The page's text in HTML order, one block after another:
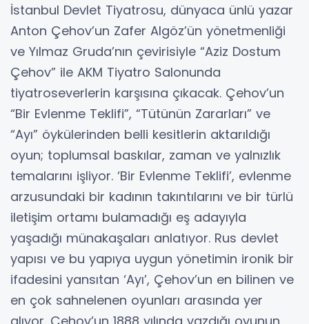
İstanbul Devlet Tiyatrosu, dünyaca ünlü yazar
Anton Çehov’un Zafer Algöz’ün yönetmenliği
ve Yılmaz Gruda’nın çevirisiyle “Aziz Dostum
Çehov” ile AKM Tiyatro Salonunda
tiyatroseverlerin karşısına çıkacak. Çehov’un
“Bir Evlenme Teklifi”, “Tütünün Zararları” ve
“Ayı” öykülerinden belli kesitlerin aktarıldığı
oyun; toplumsal baskılar, zaman ve yalnızlık
temalarını işliyor. ‘Bir Evlenme Teklifi’, evlenme
arzusundaki bir kadının takıntılarını ve bir türlü
iletişim ortamı bulamadığı eş adayıyla
yaşadığı münakaşaları anlatıyor. Rus devlet
yapısı ve bu yapıya uygun yönetimin ironik bir
ifadesini yansıtan ‘Ayı’, Çehov’un en bilinen ve
en çok sahnelenen oyunları arasında yer
alıyor. Çehov’un 1888 yılında yazdığı oyunun